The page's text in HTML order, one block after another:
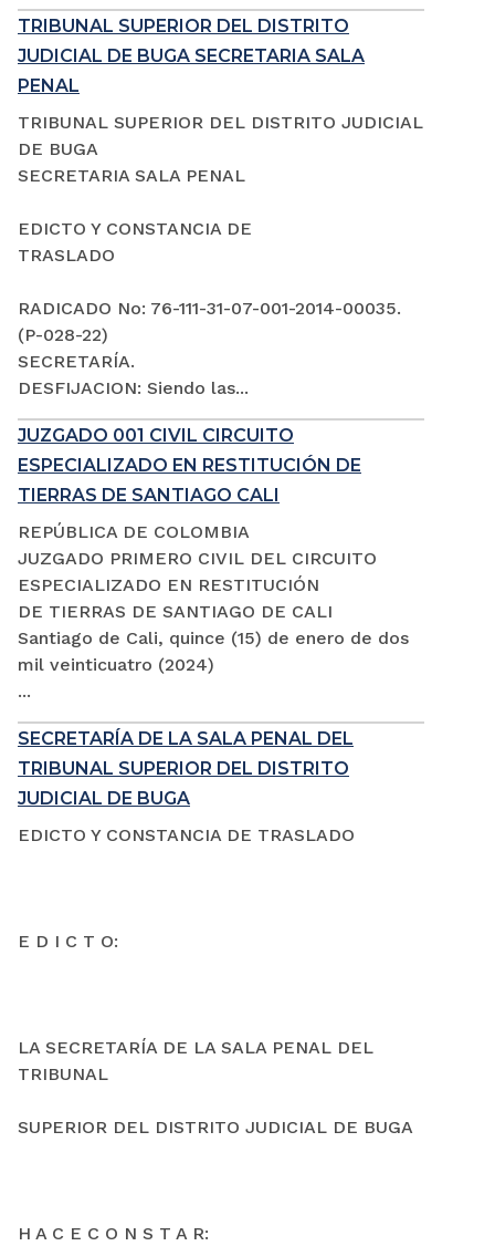
TRIBUNAL SUPERIOR DEL DISTRITO
JUDICIAL DE BUGA SECRETARIA SALA
PENAL
TRIBUNAL SUPERIOR DEL DISTRITO JUDICIAL
DE BUGA
SECRETARIA SALA PENAL
EDICTO Y CONSTANCIA DE
TRASLADO
RADICADO No: 76-111-31-07-001-2014-00035.
(P-028-22)
SECRETARÍA.
DESFIJACION: Siendo las...
JUZGADO 001 CIVIL CIRCUITO
ESPECIALIZADO EN RESTITUCIÓN DE
TIERRAS DE SANTIAGO CALI
REPÚBLICA DE COLOMBIA
JUZGADO PRIMERO CIVIL DEL CIRCUITO
ESPECIALIZADO EN RESTITUCIÓN
DE TIERRAS DE SANTIAGO DE CALI
Santiago de Cali, quince (15) de enero de dos
mil veinticuatro (2024)
...
SECRETARÍA DE LA SALA PENAL DEL
TRIBUNAL SUPERIOR DEL DISTRITO
JUDICIAL DE BUGA
EDICTO Y CONSTANCIA DE TRASLADO
E D I C T O:
LA SECRETARÍA DE LA SALA PENAL DEL
TRIBUNAL
SUPERIOR DEL DISTRITO JUDICIAL DE BUGA
H A C E C O N S T A R: